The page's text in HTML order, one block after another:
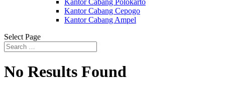
Kantor Cabang Polokarto
Kantor Cabang Cepogo
Kantor Cabang Ampel
Select Page
No Results Found